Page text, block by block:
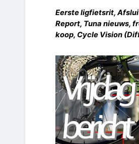
Eerste ligfietsrit,
Report, Tuna nieuws,
koop, Cycle Vision